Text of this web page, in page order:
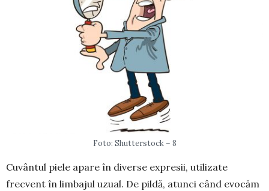
Foto: Shutterstock – 8
Cuvântul piele apare în diverse expresii, utilizate
frecvent în limbajul uzual. De pildă, atunci când evocăm